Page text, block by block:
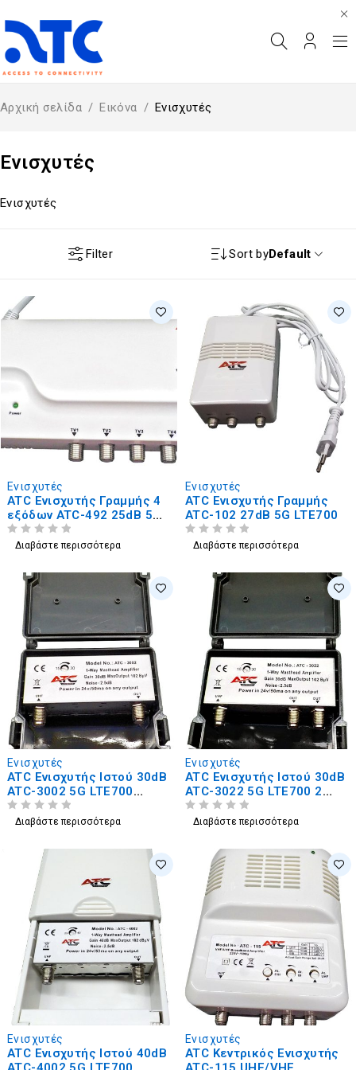
Ενισχυτές
Αρχική σελίδα / Εικόνα / Ενισχυτές
Ενισχυτές
Filter Sort byDefault
Ενισχυτές
ATC Ενισχυτής Γραμμής 4
εξόδων ATC-492 25dB 5G
LTE700
Διαβάστε περισσότερα
Ενισχυτές
ATC Ενισχυτής Γραμμής
ATC-102 27dB 5G LTE700
Διαβάστε περισσότερα
Ενισχυτές
ATC Ενισχυτής Ιστού 30dB
ATC-3002 5G LTE700
(24Volt)
Διαβάστε περισσότερα
Ενισχυτές
ATC Ενισχυτής Ιστού 30dB
ATC-3022 5G LTE700 2
Εξόδων
Διαβάστε περισσότερα
Ενισχυτές
ATC Ενισχυτής Ιστού 40dB
Ενισχυτές
ATC Κεντρικός Ενισχυτής